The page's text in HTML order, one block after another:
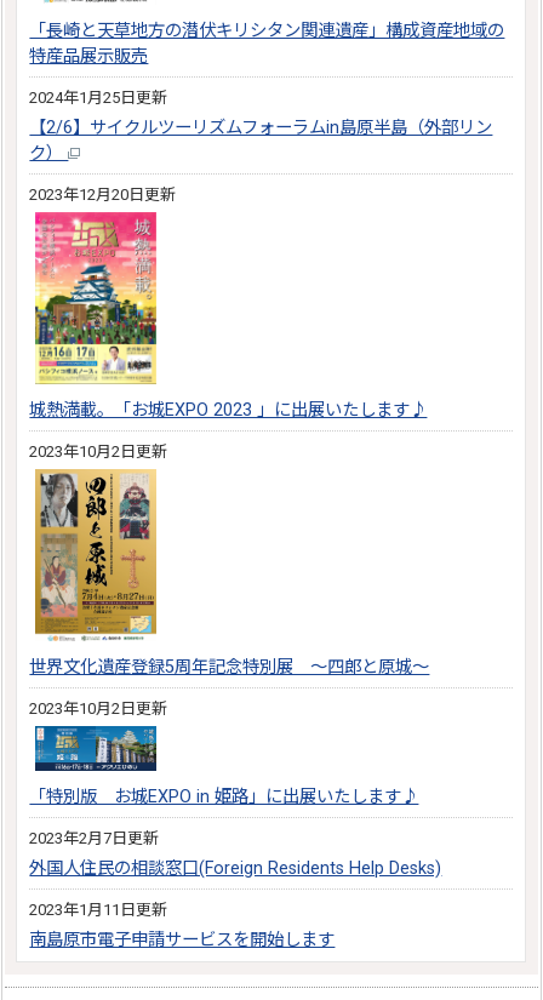
「長崎と天草地方の潜伏キリシタン関連遺産」構成資産地域の
特産品展示販売
2024年1月25日更新
【2/6】サイクルツーリズムフォーラムin島原半島（外部リン
ク）
2023年12月20日更新
城熱満載。「お城EXPO 2023 」に出展いたします♪
2023年10月2日更新
世界文化遺産登録5周年記念特別展 ～四郎と原城～
2023年10月2日更新
「特別版 お城EXPO in 姫路」に出展いたします♪
2023年2月7日更新
外国人住民の相談窓口(Foreign Residents Help Desks)
2023年1月11日更新
南島原市電子申請サービスを開始します